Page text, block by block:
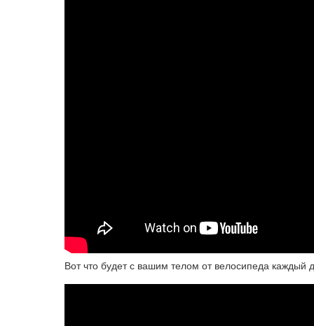
Вот что будет с вашим телом от велосипеда каждый